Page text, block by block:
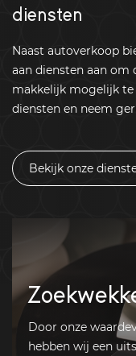
diensten
Naast autoverkoop
aan diensten aan om
makkelijk mogelijk te
diensten en neem
Bekijk onze
Door onze
hebben wij een